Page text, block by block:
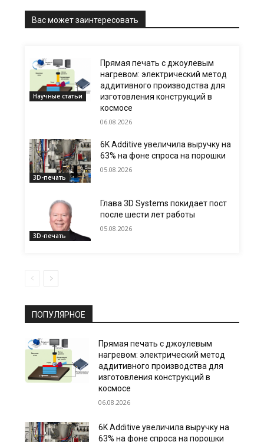
Вас может заинтересовать
Научные статьи
Прямая печать с джоулевым
нагревом: электрический метод
аддитивного производства для
изготовления конструкций в
космосе
06.08.2026
3D-печать
6K Additive увеличила выручку на
63% на фоне спроса на порошки
05.08.2026
3D-печать
Глава 3D Systems покидает пост
после шести лет работы
05.08.2026
ПОПУЛЯРНОЕ
Прямая печать с джоулевым
нагревом: электрический метод
аддитивного производства для
изготовления конструкций в
космосе
06.08.2026
6K Additive увеличила выручку на
63% на фоне спроса на порошки